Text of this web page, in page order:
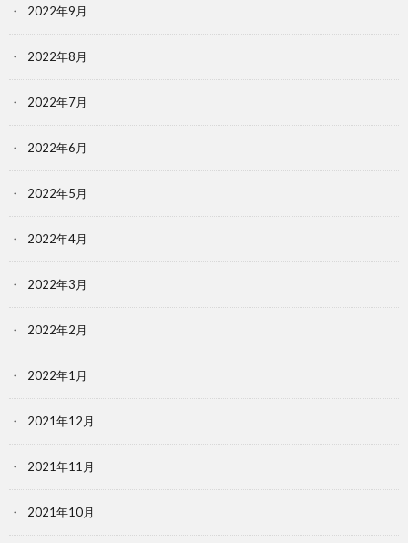
2022年9月
2022年8月
2022年7月
2022年6月
2022年5月
2022年4月
2022年3月
2022年2月
2022年1月
2021年12月
2021年11月
2021年10月